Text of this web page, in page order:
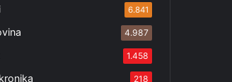
6.841
4.987
1.458
218